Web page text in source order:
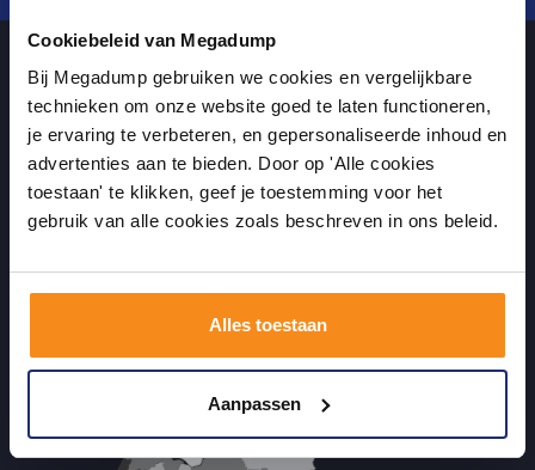
Cookiebeleid van Megadump
Bij Megadump gebruiken we cookies en vergelijkbare
technieken om onze website goed te laten functioneren,
je ervaring te verbeteren, en gepersonaliseerde inhoud en
advertenties aan te bieden. Door op 'Alle cookies
toestaan' te klikken, geef je toestemming voor het
gebruik van alle cookies zoals beschreven in ons beleid.
Alles toestaan
Aanpassen
Over ons
uw sanitairwinkel in Wormer waar u niet alleen in onze showroom
terecht kunt voor badkamertegels en sanitair, maar ook via de